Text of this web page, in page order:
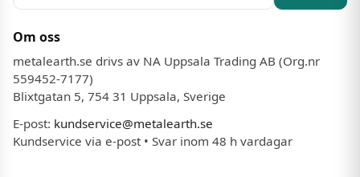
Om oss
metalearth.se drivs av NA Uppsala Trading AB (Org.nr
559452-7177)
Blixtgatan 5, 754 31 Uppsala, Sverige
E-post: kundservice@metalearth.se
Kundservice via e-post • Svar inom 48 h vardagar